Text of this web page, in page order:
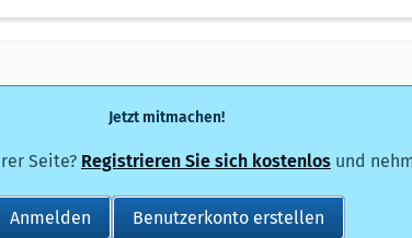
Jetzt mitmachen!
Seite? Registrieren Sie sich kostenlos und
Benutzerkonto erstellen
Anmelden